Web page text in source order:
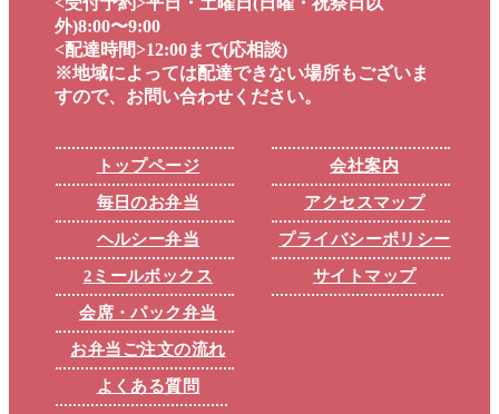
外)8:00〜9:00
<配達時間>12:00まで(応相談)
※地域によっては配達できない場所もございま
すので、お問い合わせください。
トップページ
毎日のお弁当
ヘルシー弁当
2ミールボックス
会席・パック弁当
お弁当ご注文の流れ
よくある質問
会社案内
アクセスマップ
プライバシーポリシー
サイトマップ